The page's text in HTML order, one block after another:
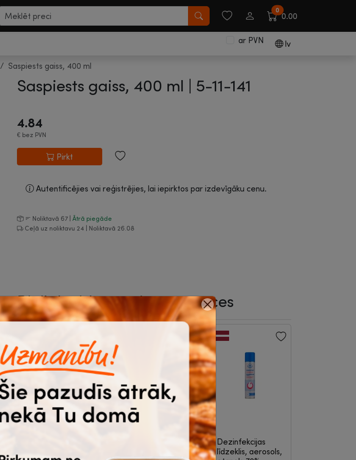
0
0.00
ar PVN lv
Saspiests gaiss, 400 ml
Saspiests gaiss, 400 ml | 5-11-141
4.84
€ bez PVN
Pirkt
Autentificējies vai reģistrējies, lai iepirktos par izdevīgāku cenu.
Noliktavā 67 | Ātrā piegāde
Ceļā uz noliktavu 24 | Noliktavā 26.08
Biežāk pirktās saistītās preces
Dezinfekcijas
līdzeklis, aerosols,